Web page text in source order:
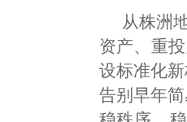
从株洲
资产、重
设标准化
告别早年